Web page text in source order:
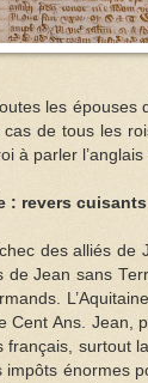
les épouses
de tous les
à parler
: revers
des alliés
de Jean sans
Cent Ans. Jean,
français, surtout
impôts énormes